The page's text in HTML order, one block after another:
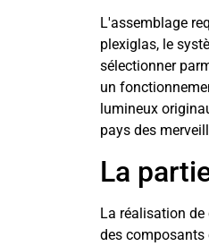
L'assemblage
plexiglas, le
sélectionner
un
lumineux
pays des
La
La réalisation
des composants